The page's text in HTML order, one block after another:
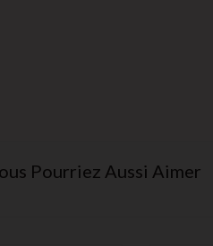
Pourriez Aussi Aimer